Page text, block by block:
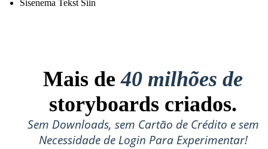
Sisenema Tekst Siin
Mais de40 milhões de
storyboards criados.
Sem Downloads, sem Cartão de Crédito e sem
Necessidade de Login Para Experimentar!